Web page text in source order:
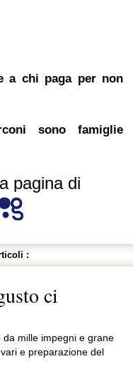
a chi paga per non
sono famiglie
pagina di
:
ci
mille impegni e grane
e preparazione del